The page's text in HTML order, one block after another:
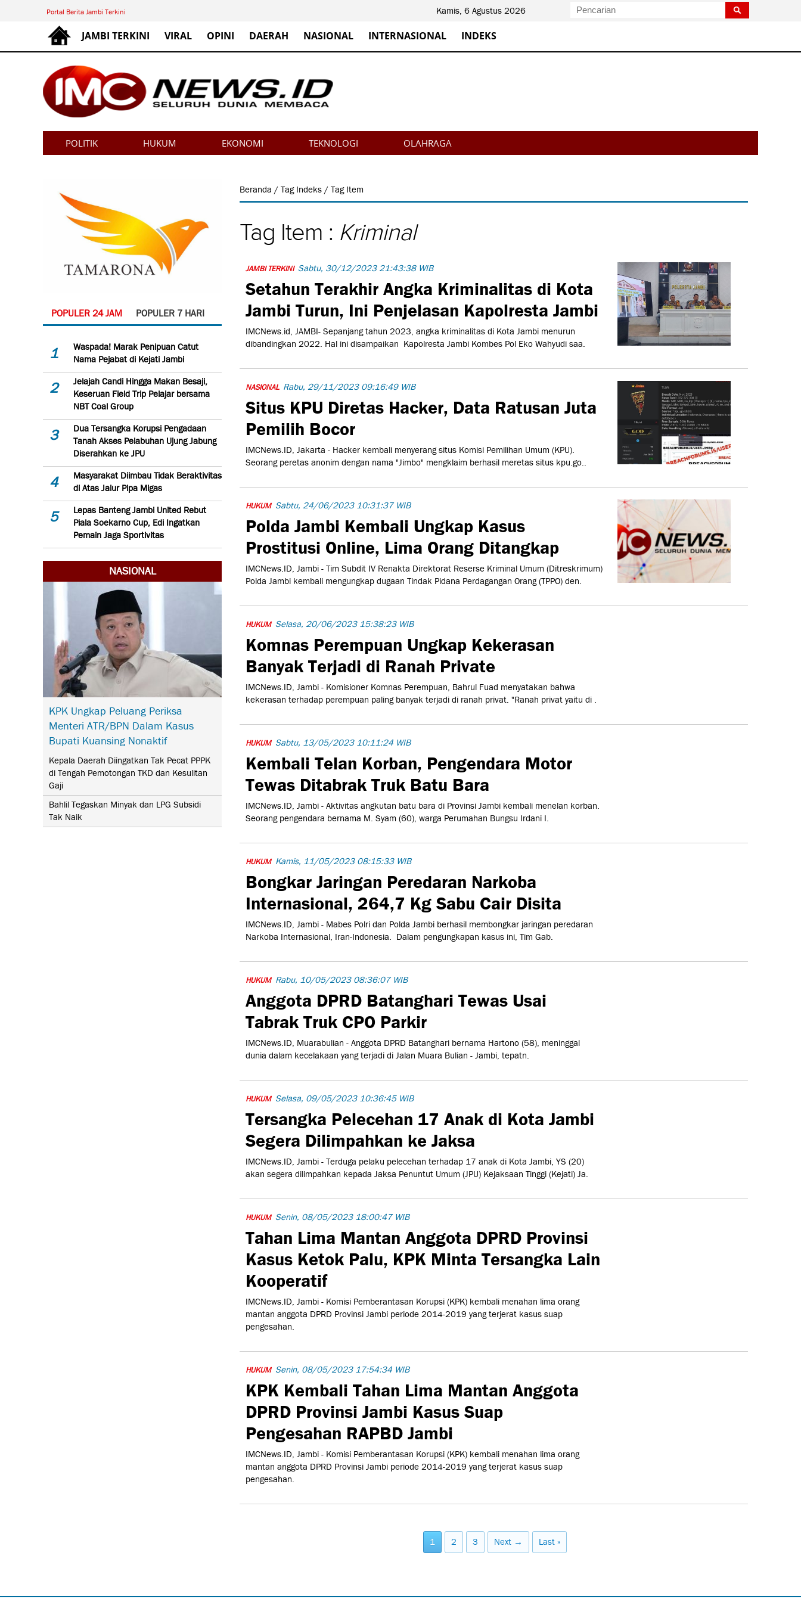
Portal Berita Jambi Terkini Kamis, 6 Agustus 2026
JAMBI TERKINI VIRAL OPINI DAERAH NASIONAL INTERNASIONAL INDEKS
POLITIK HUKUM EKONOMI TEKNOLOGI OLAHRAGA
POPULER 24 JAM POPULER 7 HARI
1
Waspada! Marak Penipuan Catut
Nama Pejabat di Kejati Jambi
2
Jelajah Candi Hingga Makan Besaji,
Keseruan Field Trip Pelajar bersama
NBT Coal Group
3
Dua Tersangka Korupsi Pengadaan
Tanah Akses Pelabuhan Ujung Jabung
Diserahkan ke JPU
4
Masyarakat Diimbau Tidak Beraktivitas
di Atas Jalur Pipa Migas
5
Lepas Banteng Jambi United Rebut
Piala Soekarno Cup, Edi Ingatkan
Pemain Jaga Sportivitas
NASIONAL
KPK Ungkap Peluang Periksa
Menteri ATR/BPN Dalam Kasus
Bupati Kuansing Nonaktif
Kepala Daerah Diingatkan Tak Pecat PPPK
di Tengah Pemotongan TKD dan Kesulitan
Gaji
Bahlil Tegaskan Minyak dan LPG Subsidi
Tak Naik
Beranda / Tag Indeks / Tag Item
Tag Item : Kriminal
JAMBI TERKINI Sabtu, 30/12/2023 21:43:38 WIB
Setahun Terakhir Angka Kriminalitas di Kota
Jambi Turun, Ini Penjelasan Kapolresta Jambi
IMCNews.id, JAMBI- Sepanjang tahun 2023, angka kriminalitas di Kota Jambi menurun
dibandingkan 2022. Hal ini disampaikan Kapolresta Jambi Kombes Pol Eko Wahyudi saa.
NASIONAL Rabu, 29/11/2023 09:16:49 WIB
Situs KPU Diretas Hacker, Data Ratusan Juta
Pemilih Bocor
IMCNews.ID, Jakarta - Hacker kembali menyerang situs Komisi Pemilihan Umum (KPU).
Seorang peretas anonim dengan nama "Jimbo" mengklaim berhasil meretas situs kpu.go..
HUKUM Sabtu, 24/06/2023 10:31:37 WIB
Polda Jambi Kembali Ungkap Kasus
Prostitusi Online, Lima Orang Ditangkap
IMCNews.ID, Jambi - Tim Subdit IV Renakta Direktorat Reserse Kriminal Umum (Ditreskrimum)
Polda Jambi kembali mengungkap dugaan Tindak Pidana Perdagangan Orang (TPPO) den.
HUKUM Selasa, 20/06/2023 15:38:23 WIB
Komnas Perempuan Ungkap Kekerasan
Banyak Terjadi di Ranah Private
IMCNews.ID, Jambi - Komisioner Komnas Perempuan, Bahrul Fuad menyatakan bahwa
kekerasan terhadap perempuan paling banyak terjadi di ranah privat. "Ranah privat yaitu di .
HUKUM Sabtu, 13/05/2023 10:11:24 WIB
Kembali Telan Korban, Pengendara Motor
Tewas Ditabrak Truk Batu Bara
IMCNews.ID, Jambi - Aktivitas angkutan batu bara di Provinsi Jambi kembali menelan korban.
Seorang pengendara bernama M. Syam (60), warga Perumahan Bungsu Irdani I.
HUKUM Kamis, 11/05/2023 08:15:33 WIB
Bongkar Jaringan Peredaran Narkoba
Internasional, 264,7 Kg Sabu Cair Disita
IMCNews.ID, Jambi - Mabes Polri dan Polda Jambi berhasil membongkar jaringan peredaran
Narkoba Internasional, Iran-Indonesia. Dalam pengungkapan kasus ini, Tim Gab.
HUKUM Rabu, 10/05/2023 08:36:07 WIB
Anggota DPRD Batanghari Tewas Usai
Tabrak Truk CPO Parkir
IMCNews.ID, Muarabulian - Anggota DPRD Batanghari bernama Hartono (58), meninggal
dunia dalam kecelakaan yang terjadi di Jalan Muara Bulian - Jambi, tepatn.
HUKUM Selasa, 09/05/2023 10:36:45 WIB
Tersangka Pelecehan 17 Anak di Kota Jambi
Segera Dilimpahkan ke Jaksa
IMCNews.ID, Jambi - Terduga pelaku pelecehan terhadap 17 anak di Kota Jambi, YS (20)
akan segera dilimpahkan kepada Jaksa Penuntut Umum (JPU) Kejaksaan Tinggi (Kejati) Ja.
HUKUM Senin, 08/05/2023 18:00:47 WIB
Tahan Lima Mantan Anggota DPRD Provinsi
Kasus Ketok Palu, KPK Minta Tersangka Lain
Kooperatif
IMCNews.ID, Jambi - Komisi Pemberantasan Korupsi (KPK) kembali menahan lima orang
mantan anggota DPRD Provinsi Jambi periode 2014-2019 yang terjerat kasus suap
pengesahan.
HUKUM Senin, 08/05/2023 17:54:34 WIB
KPK Kembali Tahan Lima Mantan Anggota
DPRD Provinsi Jambi Kasus Suap
Pengesahan RAPBD Jambi
IMCNews.ID, Jambi - Komisi Pemberantasan Korupsi (KPK) kembali menahan lima orang
mantan anggota DPRD Provinsi Jambi periode 2014-2019 yang terjerat kasus suap
pengesahan.
1 2 3 Next → Last »